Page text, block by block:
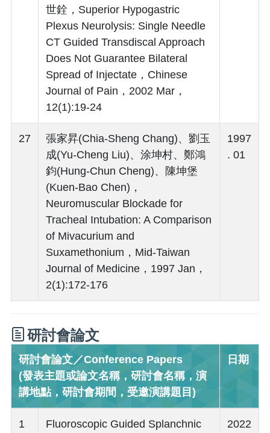
世銓，Superior Hypogastric
Plexus Neurolysis: Single Needle
CT Guided Transdiscal Approach
Does Not Guarantee Bilateral
Spread of Injectate，Chinese
Journal of Pain，2002 Mar，
12(1):19-24
27
張家昇(Chia-Sheng Chang)、劉玉
成(Yu-Cheng Liu)、涂坤村、鄭鴻
鈞(Hung-Chun Cheng)、陳坤堡
(Kuen-Bao Chen)，
Neuromuscular Blockade for
Tracheal Intubation: A Comparison
of Mivacurium and
Suxamethonium，Mid-Taiwan
Journal of Medicine，1997 Jan，
2(1):172-176
1997
. 01
研討會論文
研討會論文／Conference Papers
(發表主題或論文名稱，研討會名稱，演
講地點，研討會期間，受邀演講題目)
日期
1 Fluoroscopic Guided Splanchnic 2022